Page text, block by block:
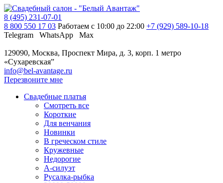
8 (495) 231-07-01
8 800 550 17 03 Работаем с 10:00 до 22:00 +7 (929) 589-10-18
Telegram
WhatsApp Max
129090, Москва, Проспект Мира, д. 3, корп. 1 метро
«Сухаревская”
info@bel-avantage.ru
Перезвоните мне
Свадебные платья
Смотреть все
Короткие
Для венчания
Новинки
В греческом стиле
Кружевные
Недорогие
А-силуэт
Русалка-рыбка